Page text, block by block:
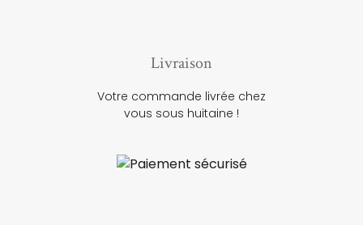
Livraison
Votre commande livrée chez
vous sous huitaine !